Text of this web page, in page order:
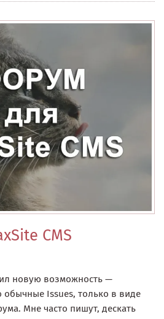
CMS
новую возможность —
обычные Issues, только в виде
Мне часто пишут, дескать